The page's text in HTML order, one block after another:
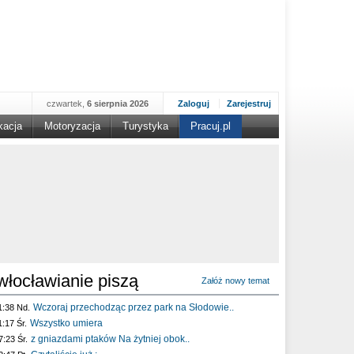
Zaloguj Zarejestruj
czwartek, 6 sierpnia 2026
Motoryzacja Turystyka Pracuj.pl
piszą Załóż nowy temat
Nd. Wczoraj przechodząc przez park na Słodowie..
Śr. Wszystko umiera
Śr. z gniazdami ptaków Na żytniej obok..